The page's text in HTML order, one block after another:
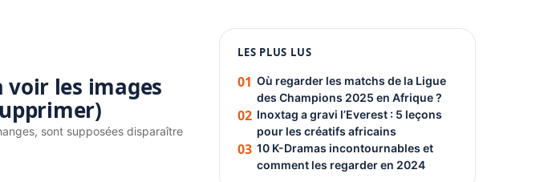
les images
sont supposées disparaître
PUBLICITÉ
LES PLUS LUS
01 Où regarder les matchs de la Ligue
des Champions 2025 en Afrique ?
02 Inoxtag a gravi l’Everest : 5 leçons
pour les créatifs africains
03 10 K-Dramas incontournables et
comment les regarder en 2024